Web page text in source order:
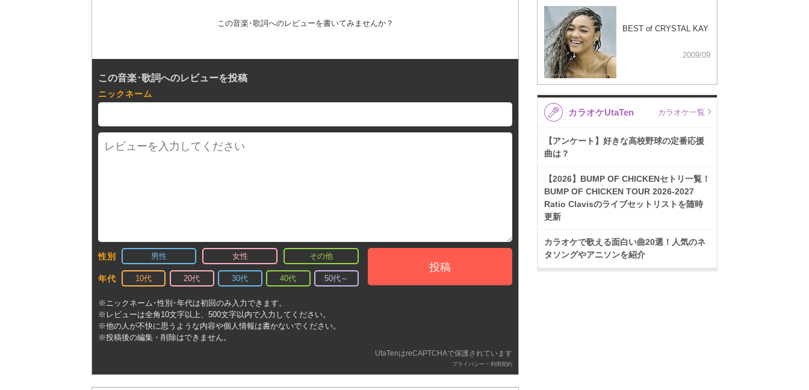
この音楽･歌詞へのレビューを書いてみませんか？
この音楽･歌詞へのレビューを投稿
ニックネーム
性別 男性 女性 その他
年代 10代 20代 30代 40代 50代～
投稿
※ニックネーム･性別･年代は初回のみ入力できます。
※レビューは全角10文字以上、500文字以内で入力してください。
※他の人が不快に思うような内容や個人情報は書かないでください。
※投稿後の編集・削除はできません。
UtaTenはreCAPTCHAで保護されています
プライバシー - 利用契約
BEST of CRYSTAL KAY
2009/09
カラオケUtaTen カラオケ一覧
【アンケート】好きな高校野球の定番応援
曲は？
【2026】BUMP OF CHICKENセトリ一覧！
BUMP OF CHICKEN TOUR 2026-2027
Ratio Clavisのライブセットリストを随時
更新
カラオケで歌える面白い曲20選！人気のネ
タソングやアニソンを紹介